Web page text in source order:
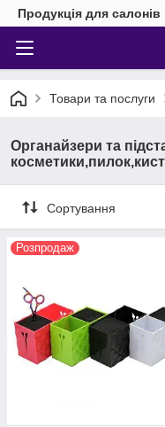
Продукція для
Товари та послуги
Органайзери та
Сортування
Розпродаж